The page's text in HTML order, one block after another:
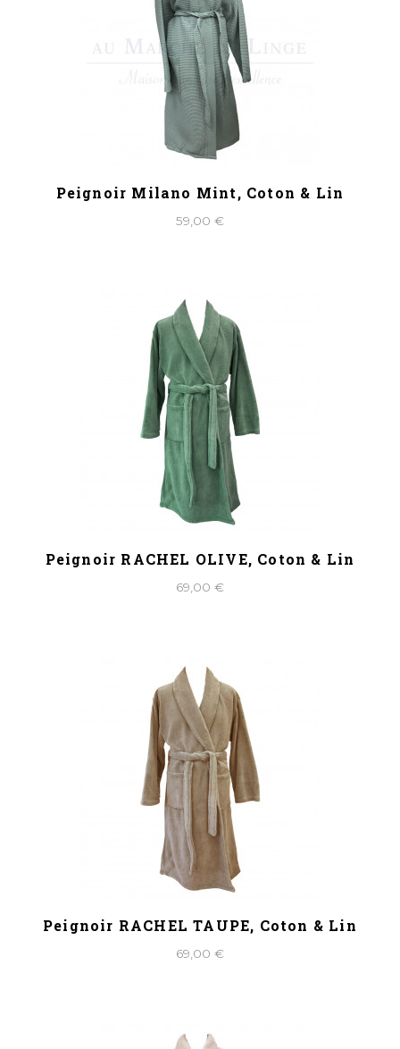
Peignoir Milano Mint, Coton & Lin
59,00 €
Peignoir RACHEL OLIVE, Coton & Lin
69,00 €
Peignoir RACHEL TAUPE, Coton & Lin
69,00 €